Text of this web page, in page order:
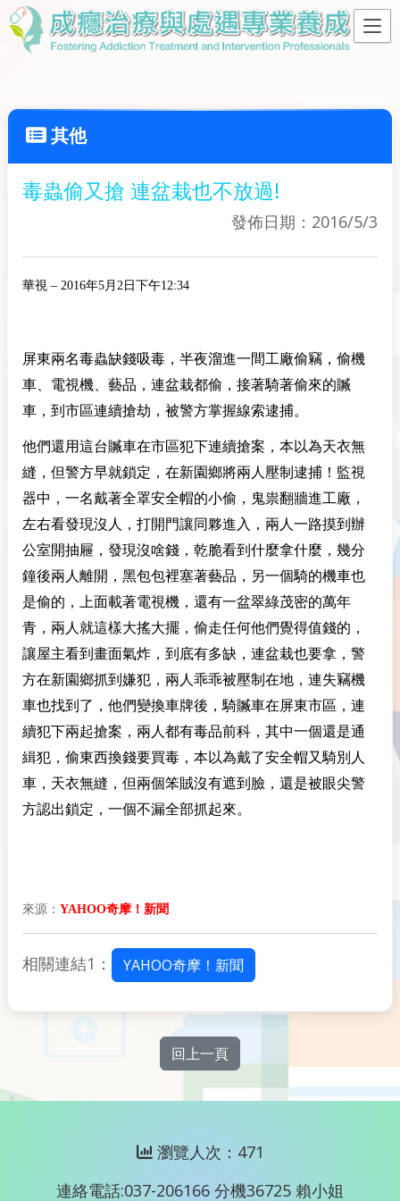
其他
毒蟲偷又搶 連盆栽也不放過!
發佈日期：2016/5/3
華視 – 2016年5月2日下午12:34
屏東兩名毒蟲缺錢吸毒，半夜溜進一間工廠偷竊，偷機
車、電視機、藝品，連盆栽都偷，接著騎著偷來的贓
車，到市區連續搶劫，被警方掌握線索逮捕。
他們還用這台贓車在市區犯下連續搶案，本以為天衣無
縫，但警方早就鎖定，在新園鄉將兩人壓制逮捕！監視
器中，一名戴著全罩安全帽的小偷，鬼祟翻牆進工廠，
左右看發現沒人，打開門讓同夥進入，兩人一路摸到辦
公室開抽屜，發現沒啥錢，乾脆看到什麼拿什麼，幾分
鐘後兩人離開，黑包包裡塞著藝品，另一個騎的機車也
是偷的，上面載著電視機，還有一盆翠綠茂密的萬年
青，兩人就這樣大搖大擺，偷走任何他們覺得值錢的，
讓屋主看到畫面氣炸，到底有多缺，連盆栽也要拿，警
方在新園鄉抓到嫌犯，兩人乖乖被壓制在地，連失竊機
車也找到了，他們變換車牌後，騎贓車在屏東市區，連
續犯下兩起搶案，兩人都有毒品前科，其中一個還是通
緝犯，偷東西換錢要買毒，本以為戴了安全帽又騎別人
車，天衣無縫，但兩個笨賊沒有遮到臉，還是被眼尖警
方認出鎖定，一個不漏全部抓起來。
來源： YAHOO奇摩！新聞
相關連結1： YAHOO奇摩！新聞
回上一頁
瀏覽人次：471
連絡電話:037-206166 分機36725 賴小姐